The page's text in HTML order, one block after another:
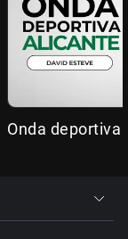
Onda deportiva